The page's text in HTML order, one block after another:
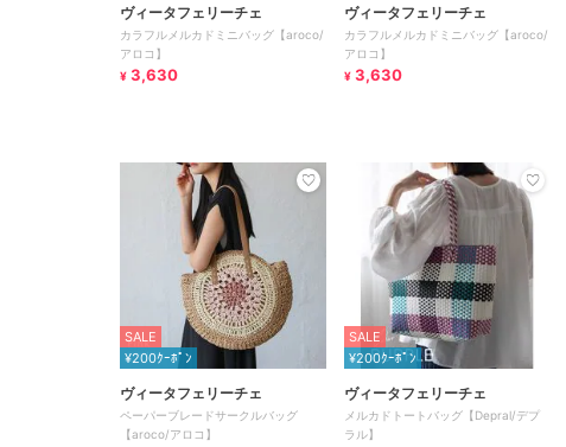
ヴィータフェリーチェ
カラフルメルカドミニバッグ【aroco/
アロコ】
¥ 3,630
ヴィータフェリーチェ
カラフルメルカドミニバッグ【aroco/
アロコ】
¥ 3,630
SALE
¥200ｸｰﾎﾟﾝ
ヴィータフェリーチェ
ペーパーブレードサークルバッグ
【aroco/アロコ】
SALE
¥200ｸｰﾎﾟﾝ
ヴィータフェリーチェ
メルカドトートバッグ【Depral/デプ
ラル】